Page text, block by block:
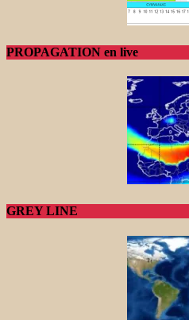
PROPAGATION en live
GREY LINE